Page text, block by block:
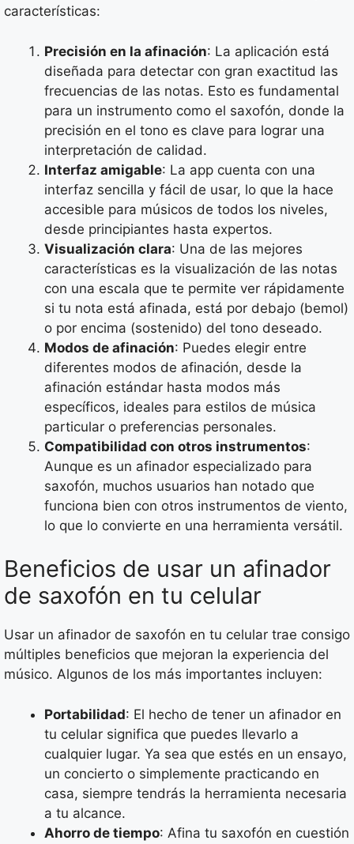
características:
Precisión en la afinación: La aplicación está
diseñada para detectar con gran exactitud las
frecuencias de las notas. Esto es fundamental
para un instrumento como el saxofón, donde la
precisión en el tono es clave para lograr una
interpretación de calidad.
Interfaz amigable: La app cuenta con una
interfaz sencilla y fácil de usar, lo que la hace
accesible para músicos de todos los niveles,
desde principiantes hasta expertos.
Visualización clara: Una de las mejores
características es la visualización de las notas
con una escala que te permite ver rápidamente
si tu nota está afinada, está por debajo (bemol)
o por encima (sostenido) del tono deseado.
Modos de afinación: Puedes elegir entre
diferentes modos de afinación, desde la
afinación estándar hasta modos más
específicos, ideales para estilos de música
particular o preferencias personales.
Compatibilidad con otros instrumentos:
Aunque es un afinador especializado para
saxofón, muchos usuarios han notado que
funciona bien con otros instrumentos de viento,
lo que lo convierte en una herramienta versátil.
Beneficios de usar un afinador
de saxofón en tu celular
Usar un afinador de saxofón en tu celular trae consigo
múltiples beneficios que mejoran la experiencia del
músico. Algunos de los más importantes incluyen:
Portabilidad: El hecho de tener un afinador en
tu celular significa que puedes llevarlo a
cualquier lugar. Ya sea que estés en un ensayo,
un concierto o simplemente practicando en
casa, siempre tendrás la herramienta necesaria
a tu alcance.
Ahorro de tiempo: Afina tu saxofón en cuestión